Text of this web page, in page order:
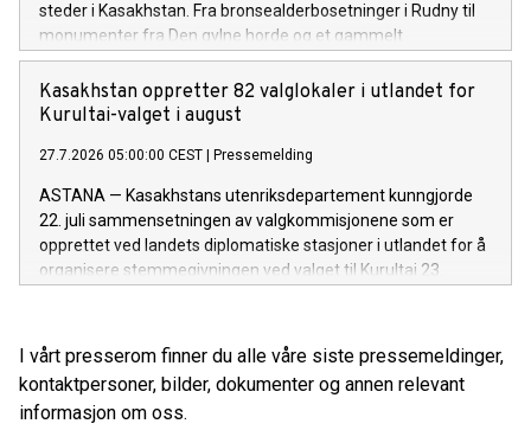
steder i Kasakhstan. Fra bronsealderbosetninger i Rudny til
monumenter fra Den gylne horde og et gammelt
handelsknutepunkt ved Det kaspiske hav, gir arbeidet ny
kunnskap om landets arkeologiske arv og bidrar til langsiktig
bevaring.
Kasakhstan oppretter 82 valglokaler i utlandet for
Kurultai-valget i august
27.7.2026 05:00:00 CEST Pressemelding
ASTANA — Kasakhstans utenriksdepartement kunngjorde
22. juli sammensetningen av valgkommisjonene som er
opprettet ved landets diplomatiske stasjoner i utlandet for å
organisere stemmegivningen ved valget til Kurultai 23.
I vårt presserom finner du alle våre siste pressemeldinger,
kontaktpersoner, bilder, dokumenter og annen relevant
informasjon om oss.